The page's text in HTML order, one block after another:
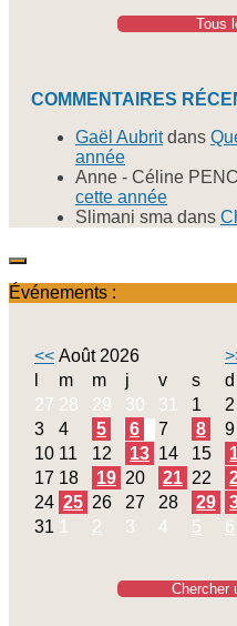
Tous
COMMENTAIRES
Gaël Aubritdans
année
Anne - Céline
cette année
Slimani sma dans
Événements :
<< Août 2026
m m j v s
d
27 28 29 30 31 1
2
3
4 5 6 7 8
9
10 11 12 13 14 15
17 18 19 20 21 22
24 25 26 27 28 29
31 1 2 3 4 5 6
Chercher